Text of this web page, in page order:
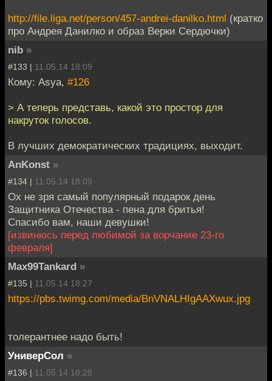
http://file.liga.net/person/457-andrei-danilko.html (кратко
про Андрея Данилко и образ Верки Сердючки)
nib »
#133 | 11.05.14 18:09
Кому: Asya, #126
> А теперь представь, какой это простор для
накруток голосов.
В лучших демократических традициях, выходит.
AnKonst »
#134 | 11.05.14 18:09
Ох не зря самый популярный подарок день
Защитника Отечества - пена для бритья!
Спасибо вам, наши девушки!
[извинюсь перед любимой за ворчание 23-го
февраля]
Max99Tankard »
#135 | 11.05.14 18:27
https://pbs.twimg.com/media/BnVNALHIgAAXwux.jpg
толерантнее надо быть!
УниверСол »
#136 | 11.05.14 18:28